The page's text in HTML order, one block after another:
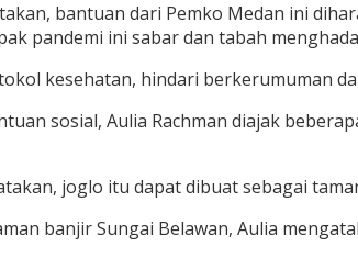
bantuan dari Pemko Medan ini
pandemi ini sabar dan tabah
kesehatan, hindari berkerumuman
sosial, Aulia Rachman diajak
joglo itu dapat dibuat sebagai
banjir Sungai Belawan, Aulia